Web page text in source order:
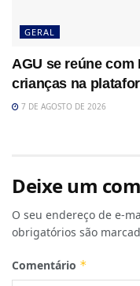
GERAL
AGU se reúne
crianças na
7 DE AGOSTO DE 2026
Deixe um
O seu endereço de e-
obrigatórios são
Comentário *